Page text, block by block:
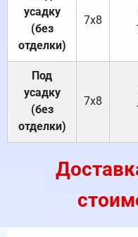
усадку
(без
отделки)
7х8
Под
усадку
(без
отделки)
7х8